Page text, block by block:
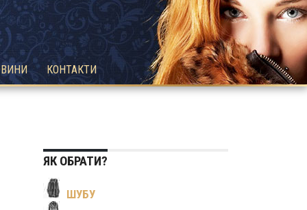
КОНТАКТИ
ЯК ОБРАТИ?
ШУБУ